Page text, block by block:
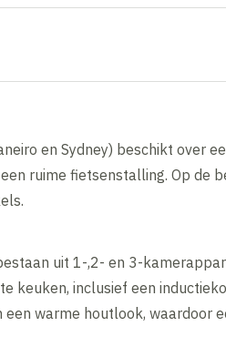
en Sydney) beschikt over
ruime fietsenstalling. Op de
uit 1-,2- en 3-
keuken, inclusief een
een warme houtlook, waardoor